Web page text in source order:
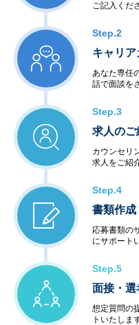
ご記入くだ
Step.2
キャリ
あなた専任
話で面談を
Step.3
求人のご
カウンセリ
求人をご紹
Step.4
書類作成
応募書類の
にサポート
Step.5
面接・選
想定質問の
トいたしま